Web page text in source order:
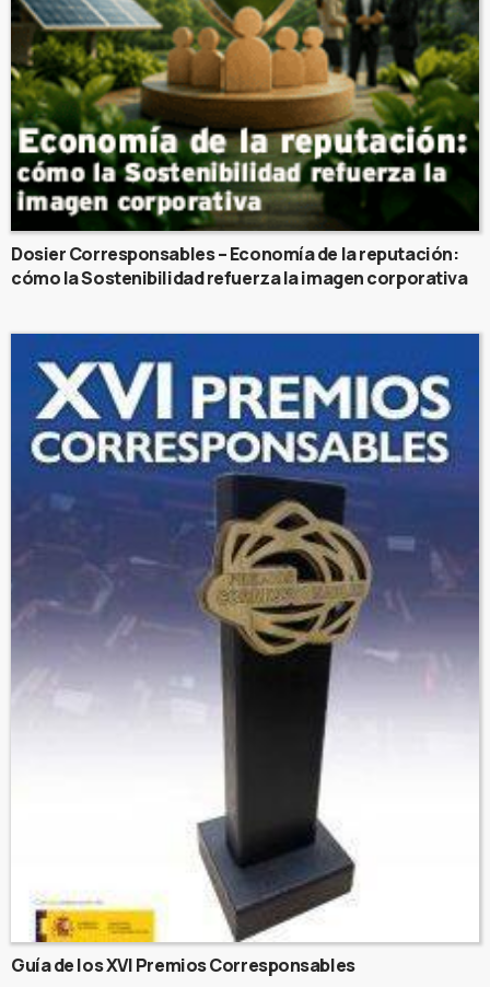
Dosier Corresponsables – Economía de la reputación:
cómo la Sostenibilidad refuerza la imagen corporativa
Guía de los XVI Premios Corresponsables